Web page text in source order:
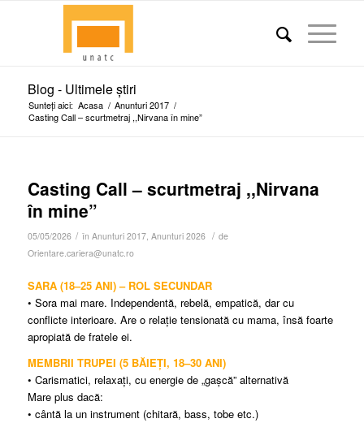
Blog - Ultimele știri
Sunteți aici: Acasa / Anunturi 2017 /
Casting Call – scurtmetraj ,,Nirvana în mine”
Casting Call – scurtmetraj ,,Nirvana
în mine”
05/05/2026 / în Anunturi 2017, Anunturi 2026 / de
Orientare.cariera@unatc.ro
SARA (18–25 ANI) – ROL SECUNDAR
• Sora mai mare. Independentă, rebelă, empatică, dar cu
conflicte interioare. Are o relație tensionată cu mama, însă foarte
apropiată de fratele ei.
MEMBRII TRUPEI (5 BĂIEȚI, 18–30 ANI)
• Carismatici, relaxați, cu energie de „gașcă” alternativă
Mare plus dacă:
• cântă la un instrument (chitară, bass, tobe etc.)